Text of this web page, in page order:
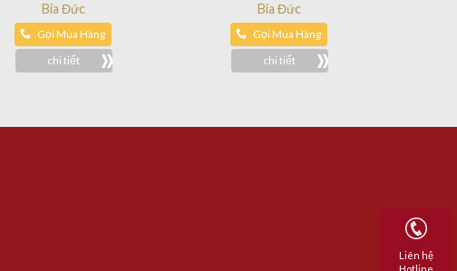
Bia Đức
Gọi Mua Hàng
chi tiết
Bia Đức
Gọi Mua Hàng
chi tiết
Liên hệ